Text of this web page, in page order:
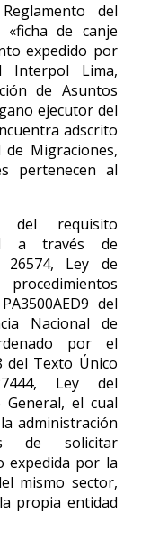
del
«ficha de canje
expedido por
Interpol Lima,
de Asuntos
ejecutor del
adscrito
de Migraciones,
pertenecen al
del requisito
a través de
Ley de
del
Nacional de
por el
del Texto Único
Ley del
General, el cual
administración
de solicitar
expedida por la
mismo sector,
propia entidad